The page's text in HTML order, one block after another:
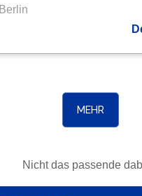
Berlin
MEHR
Nicht das passende